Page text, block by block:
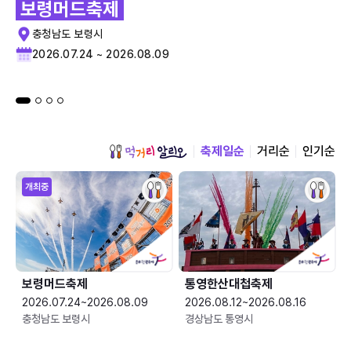
보령머드축제
충청남도 보령시
2026.07.24 ~ 2026.08.09
축제일순 거리순 인기순
개최중
보령머드축제
2026.07.24~2026.08.09
충청남도 보령시
통영한산대첩축제
2026.08.12~2026.08.16
경상남도 통영시